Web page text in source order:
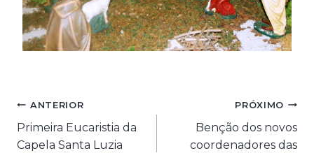
Navegação
de
ANTERIOR
Primeira Eucaristia da
Capela Santa Luzia
PRÓXIMO
Benção dos novos
coordenadores das